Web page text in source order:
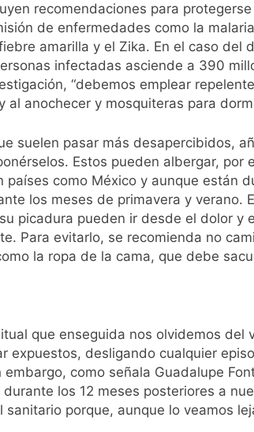
recomendaciones para
de enfermedades como la
amarilla y el Zika. En el caso del
infectadas asciende a 390
“debemos emplear
al anochecer y mosquiteras para
suelen pasar más desapercibidos,
Estos pueden albergar, por
países como México y aunque están
los meses de primavera y verano.
picadura pueden ir desde el dolor y
Para evitarlo, se recomienda no
la ropa de la cama, que debe
que enseguida nos olvidemos del
expuestos, desligando cualquier
embargo, como señala Guadalupe
los 12 meses posteriores a
sanitario porque, aunque lo veamos